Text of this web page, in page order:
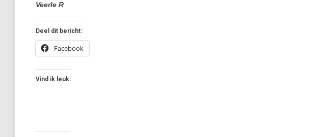
Veerle R
Deel dit bericht:
Facebook
Vind ik leuk: